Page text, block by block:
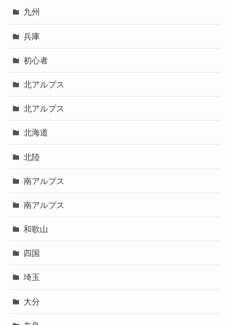
九州
兵庫
初心者
北アルプス
北アルプス
北海道
北陸
南アルプス
南アルプス
和歌山
四国
埼玉
大分